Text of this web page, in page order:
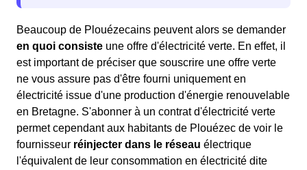
Beaucoup de Plouézecains peuvent alors se demander
en quoi consiste une offre d'électricité verte. En effet, il
est important de préciser que souscrire une offre verte
ne vous assure pas d'être fourni uniquement en
électricité issue d'une production d'énergie renouvelable
en Bretagne. S'abonner à un contrat d'électricité verte
permet cependant aux habitants de Plouézec de voir le
fournisseur réinjecter dans le réseau électrique
l'équivalent de leur consommation en électricité dite